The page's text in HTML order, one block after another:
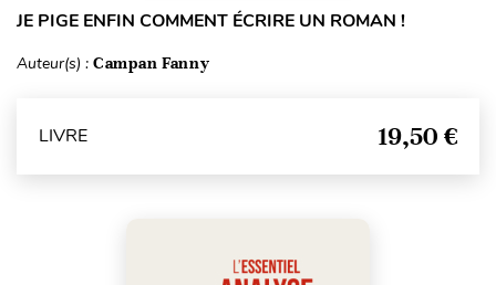
JE PIGE ENFIN COMMENT ÉCRIRE UN ROMAN !
Auteur(s) : Campan Fanny
LIVRE 19,50 €